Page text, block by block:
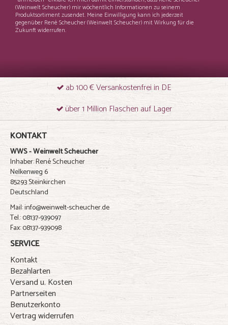
(Weinwelt Scheucher) mir wöchentlich Informationen zu seinem
Produktsortiment zusendet. Meine Einwilligung kann ich jederzeit
gegenüber René Scheucher (Weinwelt Scheucher) mit Wirkung für die
Zukunft widerrufen.
ab 100 € Versankostenfrei in DE
über 1 Million Flaschen auf Lager
KONTAKT
WWS - Weinwelt Scheucher
Inhaber: René Scheucher
Nelkenweg 6
85293 Steinkirchen
Deutschland
Mail: info@weinwelt-scheucher.de
Tel.: 08137-939097
Fax: 08137-939098
SERVICE
Kontakt
Bezahlarten
Versand u. Kosten
Partnerseiten
Benutzerkonto
Vertrag widerrufen